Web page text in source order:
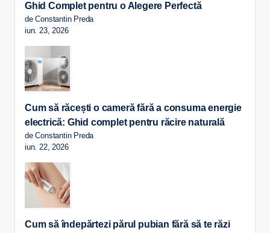
Ghid Complet pentru o Alegere Perfectă
de Constantin Preda
iun. 23, 2026
Cum să răcești o cameră fără a consuma energie
electrică: Ghid complet pentru răcire naturală
de Constantin Preda
iun. 22, 2026
Cum să îndepărtezi părul pubian fără să te răzi